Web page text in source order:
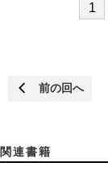
1
前の回へ
関連書籍